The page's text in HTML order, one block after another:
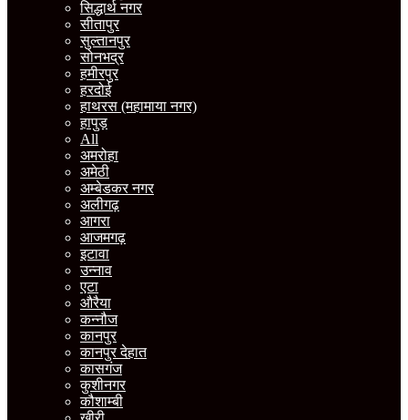
सिद्धार्थ नगर
सीतापुर
सुल्तानपुर
सोनभद्र
हमीरपुर
हरदोई
हाथरस (महामाया नगर)
हापुड़
All
अमरोहा
अमेठी
अम्बेडकर नगर
अलीगढ़
आगरा
आजमगढ़
इटावा
उन्नाव
एटा
औरैया
कन्नौज
कानपुर
कानपुर देहात
कासगंज
कुशीनगर
कौशाम्बी